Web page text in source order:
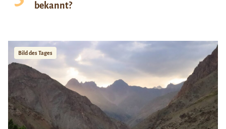
bekannt?
Bild des Tages